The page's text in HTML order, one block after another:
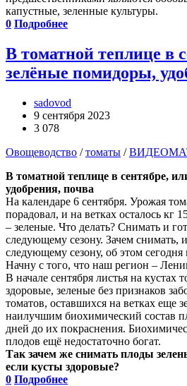
капустные, зеленные культуры.
0 Подробнее
В томатной теплице в
зелёные помидоры,
sadovod
9 сентября 2023
3 078
Овощеводство /томаты /
В томатной теплице в сентябре,
удобрения, почва
На календаре 6 сентября. Урожая
порадовал, и на ветках осталось кг
– зеленые. Что делать? Снимать и
следующему сезону. Зачем снимать,
следующему сезону, об этом
Начну с того, что наш регион –
В начале сентября листья на кустах
здоровые, зеленые без признаков
томатов, оставшихся на ветках еще
наилучшим биохимический состав
дней до их покраснения.
плодов ещё недостаточно богат.
Так зачем же снимать плоды
если кусты здоровые?
0 Подробнее